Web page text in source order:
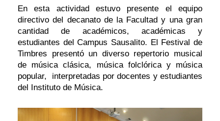
En esta actividad estuvo presente el equipo
directivo del decanato de la Facultad y una gran
cantidad de académicos, académicas y
estudiantes del Campus Sausalito. El Festival de
Timbres presentó un diverso repertorio musical
de música clásica, música folclórica y música
popular, interpretadas por docentes y estudiantes
del Instituto de Música.